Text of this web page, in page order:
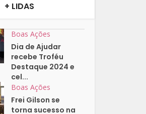
+ LIDAS
Boas Ações
Dia de Ajudar
recebe Troféu
Destaque 2024 e
cel...
Boas Ações
Frei Gilson se
torna sucesso na